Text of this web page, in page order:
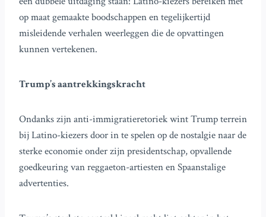
op maat gemaakte boodschappen en tegelijkertijd
misleidende verhalen weerleggen die de opvattingen
kunnen vertekenen.
Trump’s aantrekkingskracht
Ondanks zijn anti-immigratieretoriek wint Trump terrein
bij Latino-kiezers door in te spelen op de nostalgie naar de
sterke economie onder zijn presidentschap, opvallende
goedkeuring van reggaeton-artiesten en Spaanstalige
advertenties.